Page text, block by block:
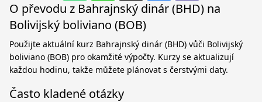
O převodu z Bahrajnský dinár (BHD) na
Bolivijský boliviano (BOB)
Použijte aktuální kurz Bahrajnský dinár (BHD) vůči Bolivijský
boliviano (BOB) pro okamžité výpočty. Kurzy se aktualizují
každou hodinu, takže můžete plánovat s čerstvými daty.
Často kladené otázky